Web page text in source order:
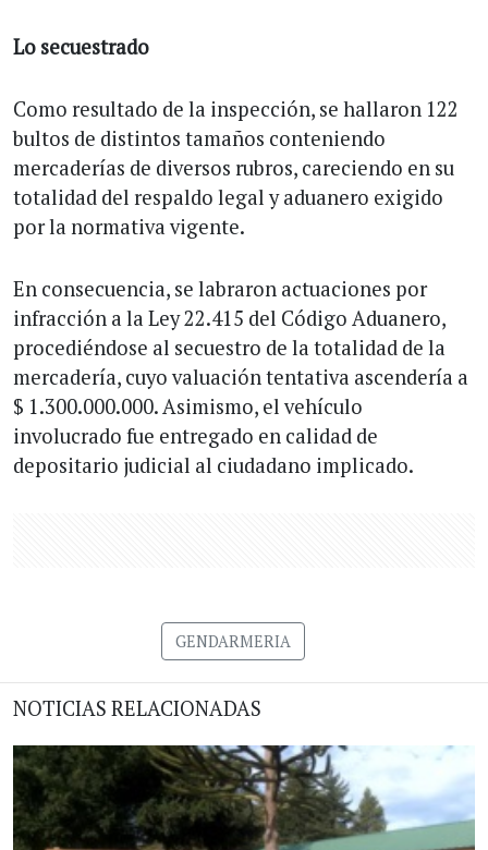
Lo secuestrado
Como resultado de la inspección, se hallaron 122
bultos de distintos tamaños conteniendo
mercaderías de diversos rubros, careciendo en su
totalidad del respaldo legal y aduanero exigido
por la normativa vigente.
En consecuencia, se labraron actuaciones por
infracción a la Ley 22.415 del Código Aduanero,
procediéndose al secuestro de la totalidad de la
mercadería, cuyo valuación tentativa ascendería a
$ 1.300.000.000. Asimismo, el vehículo
involucrado fue entregado en calidad de
depositario judicial al ciudadano implicado.
GENDARMERIA
NOTICIAS RELACIONADAS